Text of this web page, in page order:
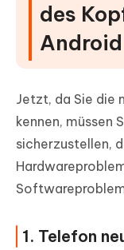
des
Android
Jetzt, da Sie die
kennen, müssen
sicherzustellen,
1. Telefon